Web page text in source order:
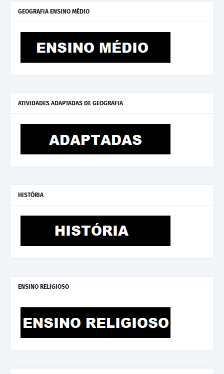
GEOGRAFIA ENSINO MÉDIO
ATIVIDADES ADAPTADAS DE GEOGRAFIA
HISTÓRIA
ENSINO RELIGIOSO